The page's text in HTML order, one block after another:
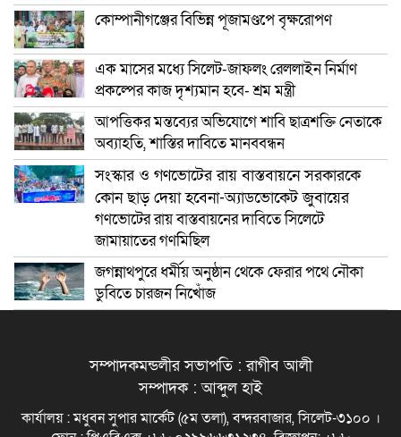
কোম্পানীগঞ্জের বিভিন্ন পূজামণ্ডপে বৃক্ষরোপণ
এক মাসের মধ্যে সিলেট-জাফলং রেললাইন নির্মাণ
প্রকল্পের কাজ দৃশ্যমান হবে- শ্রম মন্ত্রী
আপত্তিকর মন্তব্যের অভিযোগে শাবি ছাত্রশক্তি নেতাকে
অব্যাহতি, শাস্তির দাবিতে মানববন্ধন
সংস্কার ও গণভোটের রায় বাস্তবায়নে সরকারকে
কোন ছাড় দেয়া হবেনা-অ্যাডভোকেট জুবায়ের
গণভোটের রায় বাস্তবায়নের দাবিতে সিলেটে
জামায়াতের গণমিছিল
জগন্নাথপুরে ধর্মীয় অনুষ্ঠান থেকে ফেরার পথে নৌকা
ডুবিতে চারজন নিখোঁজ
সম্পাদকমন্ডলীর সভাপতি : রাগীব আলী
সম্পাদক : আব্দুল হাই
কার্যালয় : মধুবন সুপার মার্কেট (৫ম তলা), বন্দরবাজার, সিলেট-৩১০০ ।